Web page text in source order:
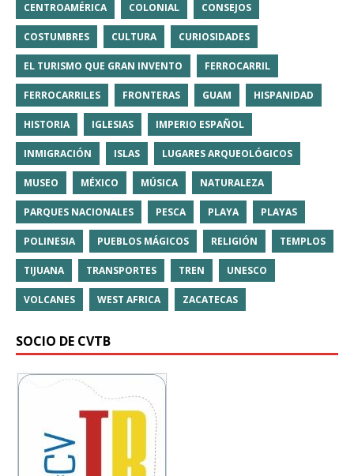
CENTROAMÉRICA COLONIAL CONSEJOS
COSTUMBRES CULTURA CURIOSIDADES
EL TURISMO QUE GRAN INVENTO FERROCARRIL
FERROCARRILES FRONTERAS GUAM HISPANIDAD
HISTORIA IGLESIAS IMPERIO ESPAÑOL
INMIGRACIÓN ISLAS LUGARES ARQUEOLÓGICOS
MUSEO MÉXICO MÚSICA NATURALEZA
PARQUES NACIONALES PESCA PLAYA PLAYAS
POLINESIA PUEBLOS MÁGICOS RELIGIÓN TEMPLOS
TIJUANA TRANSPORTES TREN UNESCO
VOLCANES WEST AFRICA ZACATECAS
SOCIO DE CVTB